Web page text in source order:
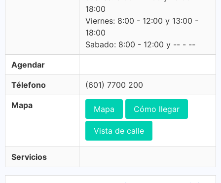
18:00
Viernes: 8:00 - 12:00 y 13:00 -
18:00
Sabado: 8:00 - 12:00 y -- - --
Agendar
Télefono (601) 7700 200
Mapa Mapa Cómo llegar
Vista de calle
Servicios